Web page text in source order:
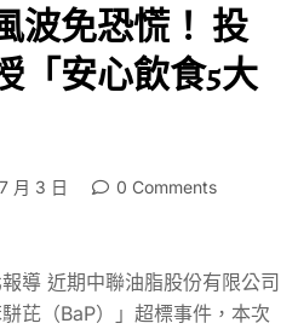
波免恐慌！ 投
「安心飲食5大
月 3 日
0 Comments
導 近期中聯油脂股份有限公司
芘（BaP）」超標事件，本次